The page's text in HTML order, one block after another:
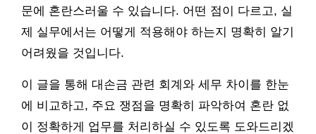
문에 혼란스러울 수 있습니다. 어떤 점이 다르고, 실
제 실무에서는 어떻게 적용해야 하는지 명확히 알기
어려웠을 것입니다.
이 글을 통해 대손금 관련 회계와 세무 차이를 한눈
에 비교하고, 주요 쟁점을 명확히 파악하여 혼란 없
이 정확하게 업무를 처리하실 수 있도록 도와드리겠